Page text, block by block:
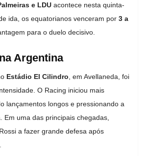
e LDU acontece nesta quinta-
ida, os equatorianos venceram por 3 a
para o duelo decisivo.
Argentina
Estádio El Cilindro , em Avellaneda, foi
O Racing iniciou mais
lançamentos longos e pressionando a
Em uma das principais chegadas,
a fazer grande defesa após